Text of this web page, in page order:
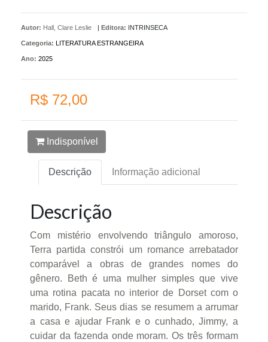
Autor: Hall, Clare Leslie | Editora: INTRINSECA
Categoria: LITERATURA ESTRANGEIRA
Ano: 2025
R$ 72,00
Indisponível
Descrição Informação adicional
Descrição
Com mistério envolvendo triângulo amoroso,
Terra partida constrói um romance arrebatador
comparável a obras de grandes nomes do
gênero. Beth é uma mulher simples que vive
uma rotina pacata no interior de Dorset com o
marido, Frank. Seus dias se resumem a arrumar
a casa e ajudar Frank e o cunhado, Jimmy, a
cuidar da fazenda onde moram. Os três formam